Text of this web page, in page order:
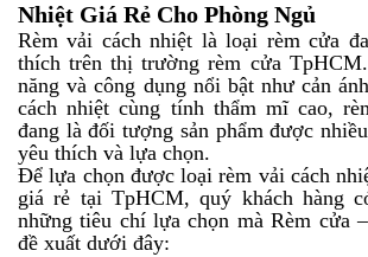
Nhiệt Giá Rẻ Cho Phòng Ngủ
Rèm vải cách nhiệt là loại rèm cửa
thích trên thị trường rèm cửa
năng và công dụng nổi bật như cản
cách nhiệt cùng tính thẩm mĩ cao,
đang là đối tượng sản phẩm được
yêu thích và lựa chọn.
Để lựa chọn được loại rèm vải cách
giá rẻ tại TpHCM, quý khách hàng
những tiêu chí lựa chọn mà Rèm cửa
đề xuất dưới đây: